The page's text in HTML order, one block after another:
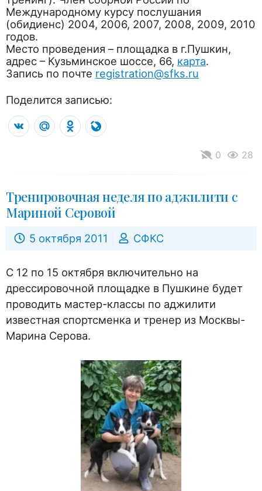
Международному курсу послушания
(обидиенс) 2004, 2006, 2007, 2008, 2009, 2010
годов.
Место проведения – площадка в г.Пушкин,
адрес – Кузьминское шоссе, 66, карта.
Запись по почте registration@sfks.ru
Поделится записью:
VK Mail.RuOdnoklassniki
0 28
Тренировочная неделя по аджилити с
Мариной Серовой
5 октября 2011 СФКС
С 12 по 15 октября включительно на
дрессировочной площадке в Пушкине будет
проводить мастер-классы по аджилити
известная спортсменка и тренер из Москвы-
Марина Серова.